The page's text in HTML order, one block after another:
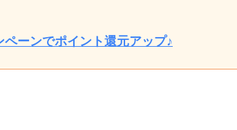
ーンでポイント還元アップ♪